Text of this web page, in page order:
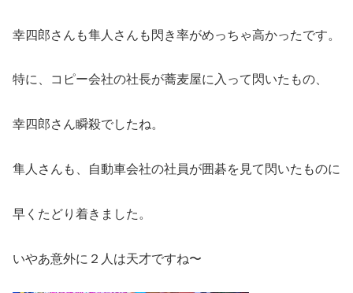
幸四郎さんも隼人さんも閃き率がめっちゃ高かったです。
特に、コピー会社の社長が蕎麦屋に入って閃いたもの、
幸四郎さん瞬殺でしたね。
隼人さんも、自動車会社の社員が囲碁を見て閃いたものに
早くたどり着きました。
いやあ意外に２人は天才ですね〜